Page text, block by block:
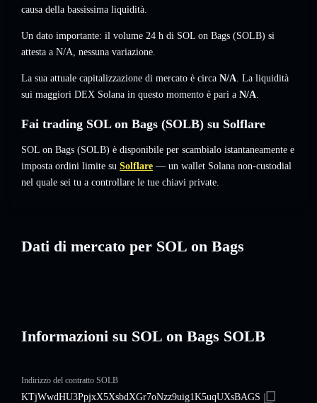
causa della bassissima liquidità.
Un dato importante: il volume 24 h di SOL on Bags (SOLB) si
attesta a N/A, nessuna variazione.
La sua attuale capitalizzazione di mercato è circa N/A. La liquidità
sui maggiori DEX Solana in questo momento è pari a N/A.
Fai trading SOL on Bags (SOLB) su Solflare
SOL on Bags (SOLB) è disponibile per scambialo istantaneamente e
imposta ordini limite su Solflare — un wallet Solana non-custodial
nel quale sei tu a controllare le tue chiavi private.
Dati di mercato per SOL on Bags
Informazioni su SOL on Bags SOLB
Indirizzo del contratto SOLB
KTjWwdHU3PpjxX5XsbdXGr7oNzz9uig1K5uqUXsBAGS